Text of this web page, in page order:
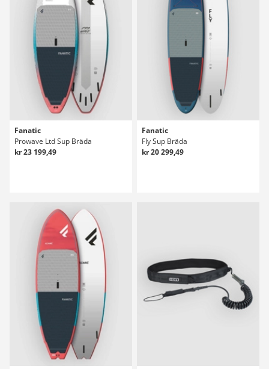
Fanatic
Prowave Ltd Sup Bräda
kr 23 199,49
Fanatic
Fly Sup Bräda
kr 20 299,49